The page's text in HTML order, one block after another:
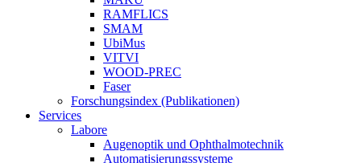
RAMFLICS
SMAM
UbiMus
VITVI
WOOD-PREC
Faser
Forschungsindex (Publikationen)
Services
Labore
Augenoptik und Ophthalmotechnik
Automatisierungssysteme